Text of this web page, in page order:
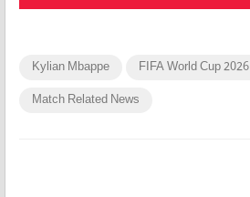
Kylian Mbappe FIFA World Cup 2026
Match Related News